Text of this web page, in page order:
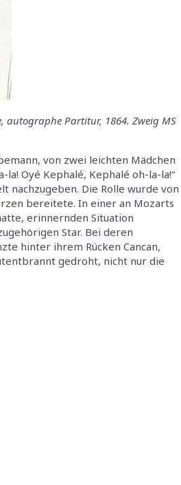
autographe Partitur, 1864. Zweig MS
von zwei leichten Mädchen
Oyé Kephalé, Kephalé oh-la-la!“
nachzugeben. Die Rolle wurde von
bereitete. In einer an Mozarts
erinnernden Situation
Star. Bei deren
hinter ihrem Rücken Cancan,
gedroht, nicht nur die